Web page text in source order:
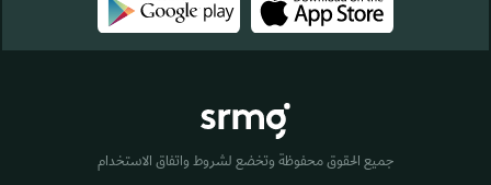
جميع الحقوق محفوظة وتخضع لشروط واتفاق الاستخدام